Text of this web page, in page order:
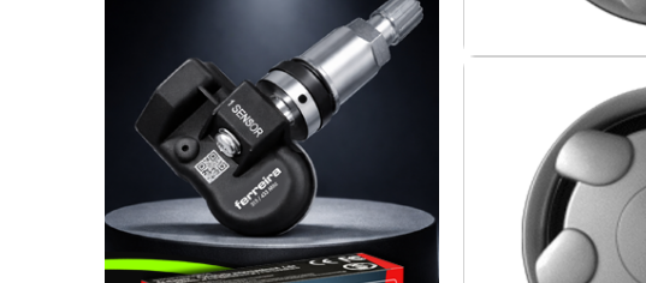
. TAMPÕES JANTES
. TAPETES ORIGINAIS BORRACHA
PESADOS E CARAVANAS
. TAPETES ORIGINAIS BORRACHA 3D
. TAPETES ORIGINAIS BORRACHA
. TAPETES UNIVERSAIS ALCATIFA
. TAPETES UNIVERSAIS ALCATIFA
. TAPETES UNIVERSAIS BORRACHA
. TAPETES UNIVERSAIS BORRACHA
MALA